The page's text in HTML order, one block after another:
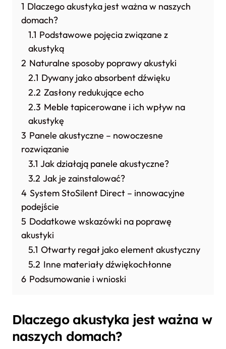
1 Dlaczego akustyka jest ważna w naszych
domach?
1.1 Podstawowe pojęcia związane z
akustyką
2 Naturalne sposoby poprawy akustyki
2.1 Dywany jako absorbent dźwięku
2.2 Zasłony redukujące echo
2.3 Meble tapicerowane i ich wpływ na
akustykę
3 Panele akustyczne – nowoczesne
rozwiązanie
3.1 Jak działają panele akustyczne?
3.2 Jak je zainstalować?
4 System StoSilent Direct – innowacyjne
podejście
5 Dodatkowe wskazówki na poprawę
akustyki
5.1 Otwarty regał jako element akustyczny
5.2 Inne materiały dźwiękochłonne
6 Podsumowanie i wnioski
Dlaczego akustyka jest ważna w
naszych domach?